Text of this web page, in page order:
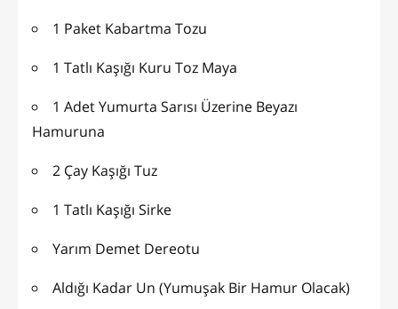
1 Paket Kabartma Tozu
1 Tatlı Kaşığı Kuru Toz Maya
1 Adet Yumurta Sarısı Üzerine Beyazı
Hamuruna
2 Çay Kaşığı Tuz
1 Tatlı Kaşığı Sirke
Yarım Demet Dereotu
Aldığı Kadar Un (Yumuşak Bir Hamur Olacak)